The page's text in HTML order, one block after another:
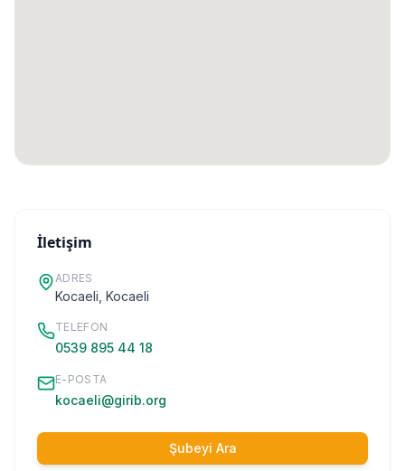
İletişim
ADRES
Kocaeli , Kocaeli
TELEFON
0539 895 44 18
E-POSTA
kocaeli@girib.org
Şubeyi Ara